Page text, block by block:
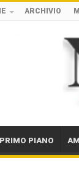
ARCHIVIO
PRIMO PIANO